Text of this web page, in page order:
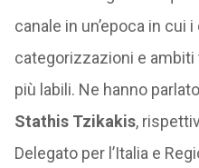
canale in un’epoca in cui
categorizzazioni e
più labili. Ne hanno parlato
Stathis Tzikakis,
Delegato per l’Italia e